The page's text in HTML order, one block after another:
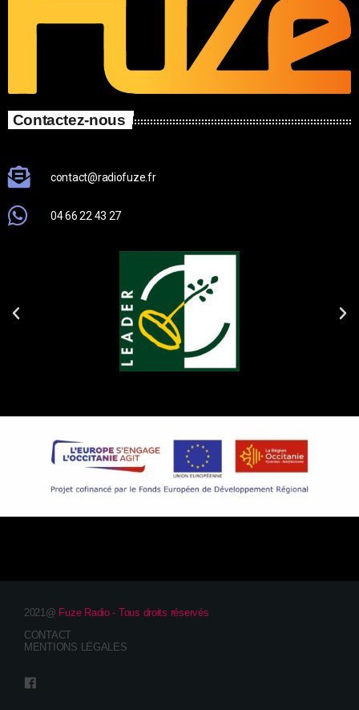
Contactez-nous
contact@radiofuze.fr
04 66 22 43 27
2021@ Fuze Radio - Tous droits réservés
CONTACT
MENTIONS LÉGALES